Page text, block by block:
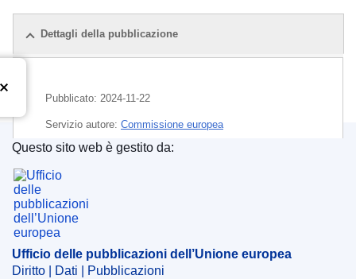
Dettagli della pubblicazione
Pubblicato: 2024-11-22
Servizio autore: Commissione europea
ELI : C/2024/6706/oj
OJ : C_202406706
IMMC : 9999
Ufficio delle pubblicazioni dell’Unione europea
Questo sito web è gestito da:
Ufficio delle pubblicazioni dell’Unione europea
Diritto | Dati | Pubblicazioni